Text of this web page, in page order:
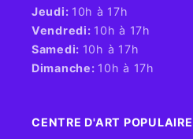
Jeudi: 10h à 17h
Vendredi: 10h à 17h
Samedi: 10h à 17h
Dimanche: 10h à 17h
CENTRE D'ART